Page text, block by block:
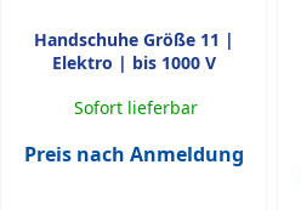
Handschuhe Größe 11 |
Elektro | bis 1000 V
Sofort lieferbar
Preis nach Anmeldung